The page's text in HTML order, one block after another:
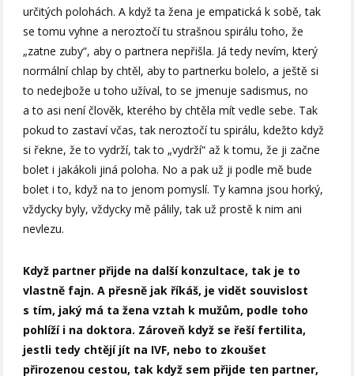
určitých polohách. A když ta žena je empatická k sobě, tak
se tomu vyhne a neroztočí tu strašnou spirálu toho, že
„zatne zuby“, aby o partnera nepřišla. Já tedy nevím, který
normální chlap by chtěl, aby to partnerku bolelo, a ještě si
to nedejbože u toho užíval, to se jmenuje sadismus, no
a to asi není člověk, kterého by chtěla mít vedle sebe. Tak
pokud to zastaví včas, tak neroztočí tu spirálu, kdežto když
si řekne, že to vydrží, tak to „vydrží“ až k tomu, že ji začne
bolet i jakákoli jiná poloha. No a pak už ji podle mě bude
bolet i to, když na to jenom pomyslí. Ty kamna jsou horký,
vždycky byly, vždycky mě pálily, tak už prostě k nim ani
nevlezu.
Když partner přijde na další konzultace, tak je to
vlastně fajn. A přesně jak říkáš, je vidět souvislost
s tím, jaký má ta žena vztah k mužům, podle toho
pohlíží i na doktora. Zároveň když se řeší fertilita,
jestli tedy chtějí jít na IVF, nebo to zkoušet
přirozenou cestou, tak když sem přijde ten partner,